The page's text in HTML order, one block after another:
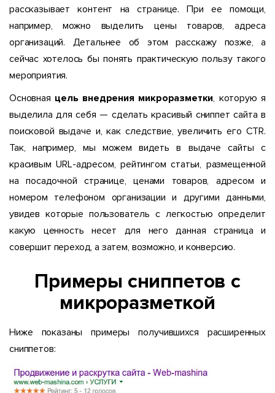
рассказывает контент на странице. При ее помощи,
например, можно выделить цены товаров, адреса
организаций. Детальнее об этом расскажу позже, а
сейчас хотелось бы понять практическую пользу такого
мероприятия.
Основная цель внедрения микроразметки, которую я
выделила для себя — сделать красивый сниппет сайта в
поисковой выдаче и, как следствие, увеличить его CTR.
Так, например, мы можем видеть в выдаче сайты с
красивым URL-адресом, рейтингом статьи, размещенной
на посадочной странице, ценами товаров, адресом и
номером телефоном организации и другими данными,
увидев которые пользователь с легкостью определит
какую ценность несет для него данная страница и
совершит переход, а затем, возможно, и конверсию.
Примеры сниппетов с
микроразметкой
Ниже показаны примеры получившихся расширенных
сниппетов: